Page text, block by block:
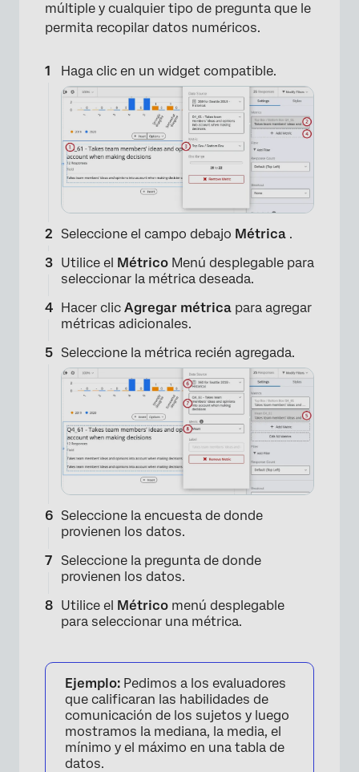
múltiple y cualquier tipo de pregunta que le
permita recopilar datos numéricos.
Haga clic en un widget compatible.
×
Seleccione el campo debajo Métrica .
Utilice el Métrico Menú desplegable para
seleccionar la métrica deseada.
Hacer clic Agregar métrica para agregar
métricas adicionales.
Seleccione la métrica recién agregada.
Seleccione la encuesta de donde
provienen los datos.
Seleccione la pregunta de donde
provienen los datos.
Utilice el Métrico menú desplegable
para seleccionar una métrica.
Ejemplo: Pedimos a los evaluadores
que calificaran las habilidades de
comunicación de los sujetos y luego
mostramos la mediana, la media, el
mínimo y el máximo en una tabla de
datos.